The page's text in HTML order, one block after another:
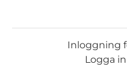
Inloggning
Logga